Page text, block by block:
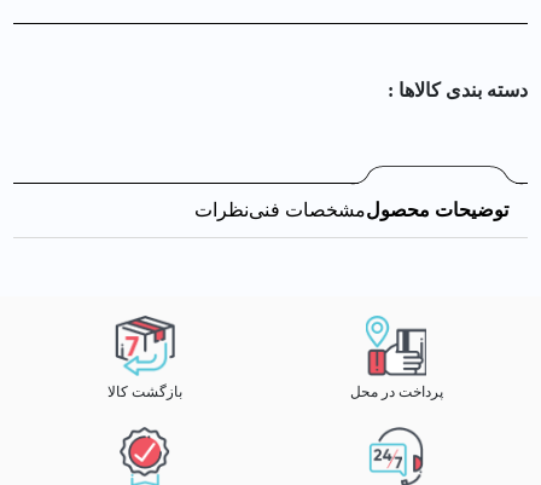
دسته بندی کالا‌ها :
توضیحات محصولمشخصات فنینظرات
پرداخت در محل بازگشت کالا